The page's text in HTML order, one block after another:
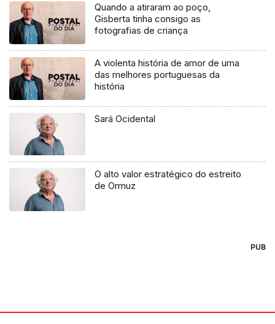
Quando a atiraram ao poço,
Gisberta tinha consigo as
fotografias de criança
A violenta história de amor de uma
das melhores portuguesas da
história
Sará Ocidental
O alto valor estratégico do estreito
de Ormuz
PUB